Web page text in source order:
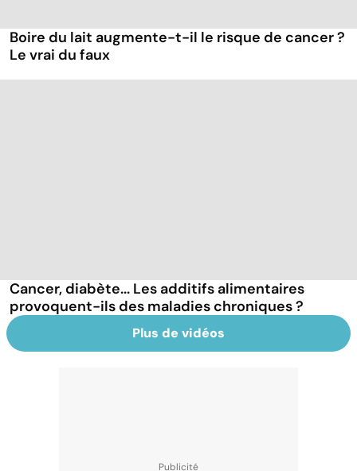
Boire du lait augmente-t-il le risque de cancer ?
Le vrai du faux
Cancer, diabète... Les additifs alimentaires
provoquent-ils des maladies chroniques ?
Plus de vidéos